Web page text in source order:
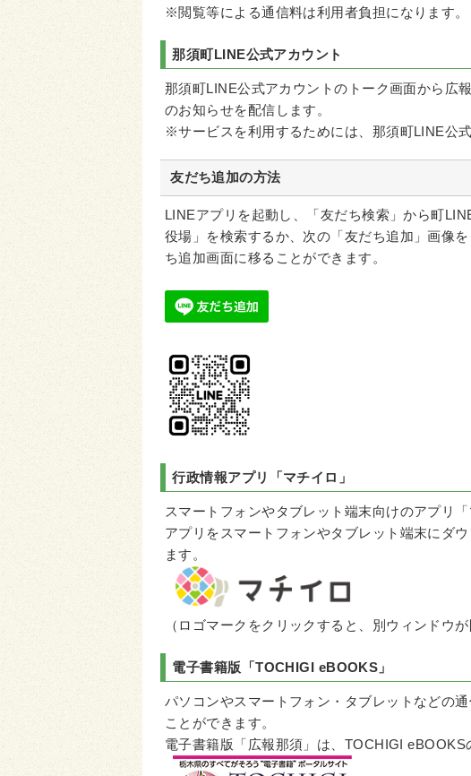
※閲覧等による通信料は利用者負担になります。
那須町LINE公式アカウント
那須町LINE公式アカウントのトーク画面から広
のお知らせを配信します。
※サービスを利用するためには、那須町LINE公
友だち追加の方法
LINEアプリを起動し、「友だち検索」から町
役場」を検索するか、次の「友だち追加」画像
ち追加画面に移ることができます。
行政情報アプリ 「マチイロ」
スマートフォンやタブレット端末向けのアプリ
アプリをスマートフォンやタブレット端末にダ
ます。
（ロゴマークをクリックすると、別ウィンドウが
電子書籍版「TOCHIGI eBOOKS 」
パソコンやスマートフォン・タブレットなどの
ことができます。
電子書籍版「広報那須」は、TOCHIGI eBOOKS